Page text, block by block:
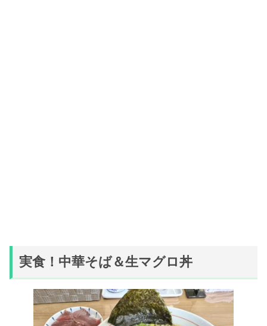
実食！中華そば＆生マグロ丼